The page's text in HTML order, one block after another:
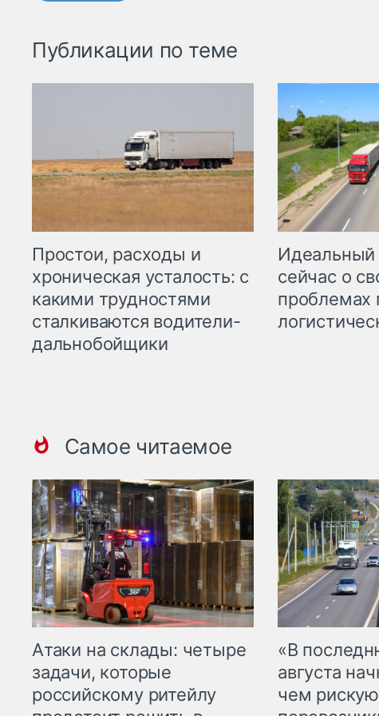
Публикации по теме
Простои, расходы и
хроническая усталость: с
какими трудностями
сталкиваются водители-
дальнобойщики
сейчас о
проблемах
Самое читаемое
Атаки на склады: четыре
задачи, которые
российскому ритейлу
«В
августа
чем